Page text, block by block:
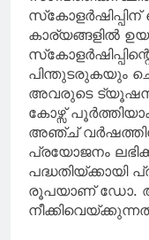
കാര്യങ്ങളിൽ
പിന്തുടരുകയും
അവരുടെ
കോഴ്സ്
അഞ്ച്
പ്രയോജനം
പദ്ധതിയ്ക്കായി
രൂപയാണ് ഡോ.